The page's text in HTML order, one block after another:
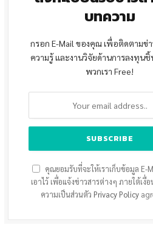
บทความ
กรอก E-Mail ของคุณ เพื่อติดตามข่
ความรู้ และงานวิจัยด้านการลงทุน
พวกเรา Free!
คุณยอมรับที่จะให้เราเก็บข้อมูล E-
เอาไว้ เพื่อแจ้งข่าวสารต่างๆ ภายใต้เงื่
ความเป็นส่วนตัว Privacy Policy